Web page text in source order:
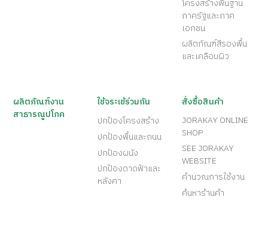
โครงสร้างพื้นฐาน
ภาครัฐและภาค
เอกชน
ผลิตภัณฑ์สีรองพื้น
และเคลือบผิว
ผลิตภัณฑ์งาน
สาธารณูปโภค
ใช้จระเข้ร่วมกัน
ปกป้องโครงสร้าง
ปกป้องพื้นและถนน
ปกป้องผนัง
ปกป้องดาดฟ้าและ
หลังคา
สั่งซื้อสินค้า
JORAKAY ONLINE
SHOP
SEE JORAKAY
WEBSITE
คำนวณการใช้งาน
ค้นหาร้านค้า